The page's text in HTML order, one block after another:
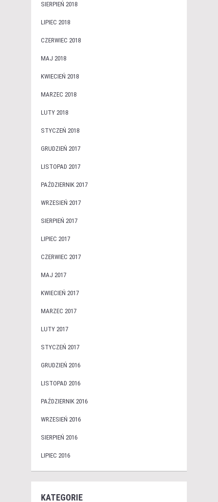
SIERPIEŃ 2018
LIPIEC 2018
CZERWIEC 2018
MAJ 2018
KWIECIEŃ 2018
MARZEC 2018
LUTY 2018
STYCZEŃ 2018
GRUDZIEŃ 2017
LISTOPAD 2017
PAŹDZIERNIK 2017
WRZESIEŃ 2017
SIERPIEŃ 2017
LIPIEC 2017
CZERWIEC 2017
MAJ 2017
KWIECIEŃ 2017
MARZEC 2017
LUTY 2017
STYCZEŃ 2017
GRUDZIEŃ 2016
LISTOPAD 2016
PAŹDZIERNIK 2016
WRZESIEŃ 2016
SIERPIEŃ 2016
LIPIEC 2016
KATEGORIE